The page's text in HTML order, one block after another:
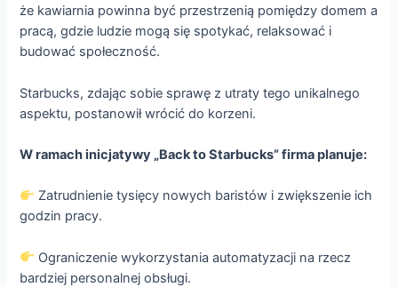
że kawiarnia powinna być przestrzenią pomiędzy domem a
pracą, gdzie ludzie mogą się spotykać, relaksować i
budować społeczność.
Starbucks, zdając sobie sprawę z utraty tego unikalnego
aspektu, postanowił wrócić do korzeni.
W ramach inicjatywy „Back to Starbucks” firma planuje:
Zatrudnienie tysięcy nowych baristów i zwiększenie ich
godzin pracy.
Ograniczenie wykorzystania automatyzacji na rzecz
bardziej personalnej obsługi.